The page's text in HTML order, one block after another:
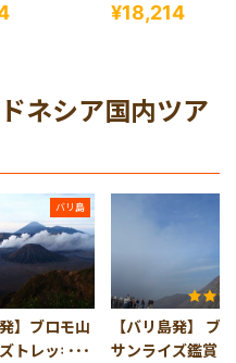
¥18,214
ネシア国内ツア
バリ島
】ブロモ山
トレッキン
【バリ島発】 ブ
サンライズ鑑賞